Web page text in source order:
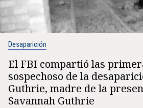
Desaparición
El FBI compartió las
sospechoso de la
Guthrie, madre de la
Savannah Guthrie